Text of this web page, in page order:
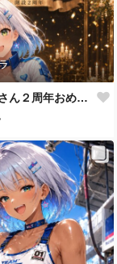
イロミライさん２周年おめでとうございます✨